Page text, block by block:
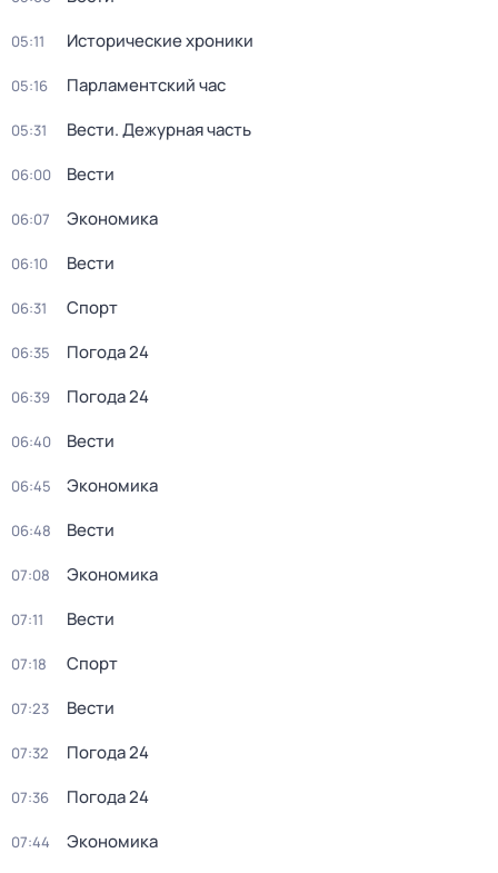
05:11 Исторические хроники
05:16 Парламентский час
05:31 Вести. Дежурная часть
06:00 Вести
06:07 Экономика
06:10 Вести
06:31 Спорт
06:35 Погода 24
06:39 Погода 24
06:40 Вести
06:45 Экономика
06:48 Вести
07:08 Экономика
07:11 Вести
07:18 Спорт
07:23 Вести
07:32 Погода 24
07:36 Погода 24
07:44 Экономика